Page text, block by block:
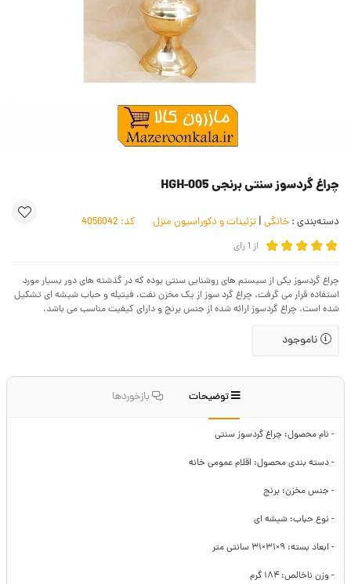
چراغ گردسوز سنتی برنجی HGH-005
دسته‌بندی : خانگی | تزئینات و دکوراسیون منزل کد:
از 1رای
چراغ گردسوز یکی از سیستم های روشنایی سنتی بوده که در گذشته های دور بسیار مورد
استفاده قرار می گرفت. چراغ گرد سوز از یک مخزن نفت، فیتیله و حباب شیشه ای تشکیل
شده است. چراغ گردسوز ارائه شده از جنس برنج و دارای کیفیت مناسب می باشد.
ناموجود
توضیحات بازخوردها
- نام محصول: چراغ گردسوز سنتی
- دسته بندی محصول: اقلام عمومی خانه
- جنس مخزن: برنج
- نوع حباب: شیشه ای
- ابعاد بسته: ۹×۳۱×۳۱ سانتی متر
- وزن ناخالص: ۱۸۴ گرم